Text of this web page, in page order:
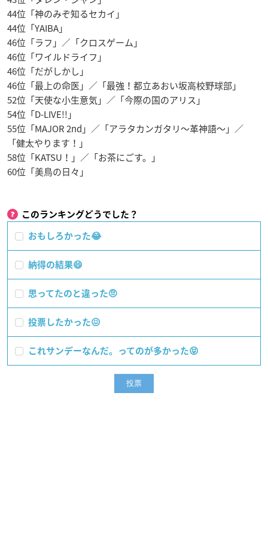
44位「神のみぞ知るセカイ」
44位「YAIBA」
46位「ラフ」／「クロスゲーム」
46位「ワイルドライフ」
46位「だがしかし」
46位「最上の命医」／「最強！都立あおい坂高校野球部」
52位「天使な小生意気」／「今際の国のアリス」
54位「D-LIVE!!」
55位「MAJOR 2nd」／「アラタカンガタリ～革神語～」／
「健太やります！」
58位「KATSU！」／「お茶にごす。」
60位「美鳥の日々」
このランキングどうでした？
おもしろかった😂
納得の結果😄
思ってたのと違った🤨
投票したかった😖
これサンデーなんだ。ってのが多かった😝